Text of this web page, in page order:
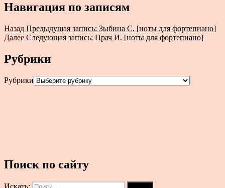
Навигация по записям
Назад Предыдущая запись: Зыбина С. [ноты для фортепиано]
Далее Следующая запись: Прач И. [ноты для фортепиано]
Рубрики
Рубрики
Поиск по сайту
Искать: